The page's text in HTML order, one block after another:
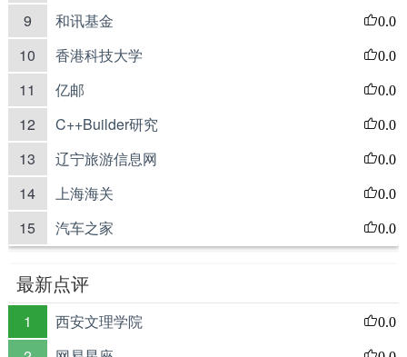
9 和讯基金 0.0
10 香港科技大学 0.0
11 亿邮 0.0
12 C++Builder研究 0.0
13 辽宁旅游信息网 0.0
14 上海海关 0.0
15 汽车之家 0.0
最新点评
1 西安文理学院 0.0